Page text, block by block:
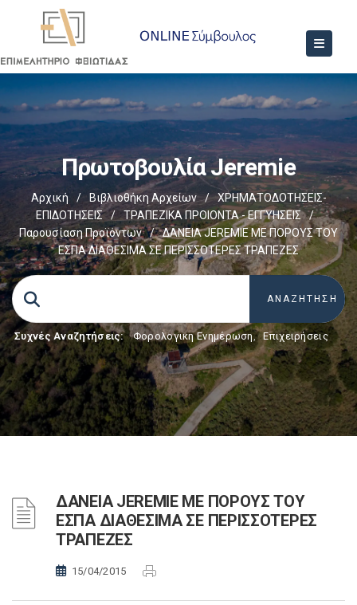
Πρωτοβουλία Jeremie
Αρχική / Βιβλιοθήκη Αρχείων /
ΧΡΗΜΑΤΟΔΟΤΗΣΕΙΣ-
ΕΠΙΔΟΤΗΣΕΙΣ
/ ΤΡΑΠΕΖΙΚΑ ΠΡΟΙΟΝΤΑ - ΕΓΓΥΗΣΕΙΣ
/
Παρουσίαση Προϊόντων
/
ΔΑΝΕΙΑ JEREMIE ΜΕ ΠΟΡΟΥΣ ΤΟΥ
ΕΣΠΑ ΔΙΑΘΕΣΙΜΑ ΣΕ ΠΕΡΙΣΣΟΤΕΡΕΣ ΤΡΑΠΕΖΕΣ
Συχνές Αναζητήσεις: Φορολογικη Ενημέρωση, Επιχειρήσεις
ΔΑΝΕΙΑ JEREMIE ΜΕ ΠΟΡΟΥΣ ΤΟΥ
ΕΣΠΑ ΔΙΑΘΕΣΙΜΑ ΣΕ ΠΕΡΙΣΣΟΤΕΡΕΣ
ΤΡΑΠΕΖΕΣ
15/04/2015